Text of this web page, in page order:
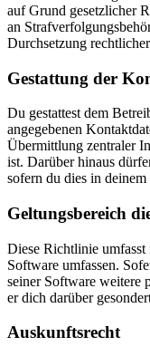
auf Grund gesetzlicher
an
Durchsetzung
Gestattung der
Du gestattest dem
angegebenen
Übermittlung zentraler
ist. Darüber hinaus
sofern du dies in
Geltungsbereich
Diese Richtlinie
Software umfassen.
seiner Software weitere
er dich darüber
Auskunftsrecht